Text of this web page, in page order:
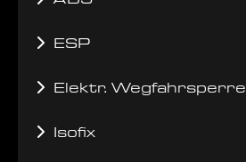
ESP
Elektr. Wegfahrsperre
Isofix